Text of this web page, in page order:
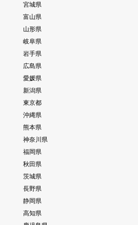
宮城県
富山県
山形県
岐阜県
岩手県
広島県
愛媛県
新潟県
東京都
沖縄県
熊本県
神奈川県
福岡県
秋田県
茨城県
長野県
静岡県
高知県